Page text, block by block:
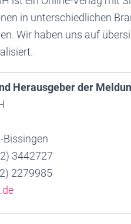
in unterschiedlichen
Wir haben uns auf
Herausgeber der
Bissingen
3442727
2279985